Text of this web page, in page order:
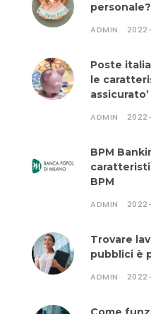
ADMIN 2022-
Poste
le
ADMIN
BPM
BPM
ADMIN
Trovare
pubblici è
ADMIN